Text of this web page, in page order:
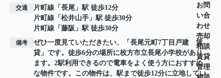
お問
い合
わせ
売却
相談
賃貸
管理
交通 片町線 「 長尾 」駅 徒歩12分
片町線 「 松井山手 」駅 徒歩30分
片町線 「 藤阪 」駅 徒歩30分
備考
ぜひ一度見ていただきたい、「長尾元町7丁目戸建 賃
貸」です。徒歩6分の場所に枚方市立長尾小学校があり
ます。2駅利用できるので電車をよく使う方におすすめ
な物件です。この物件は、駅まで徒歩12分に立地してい